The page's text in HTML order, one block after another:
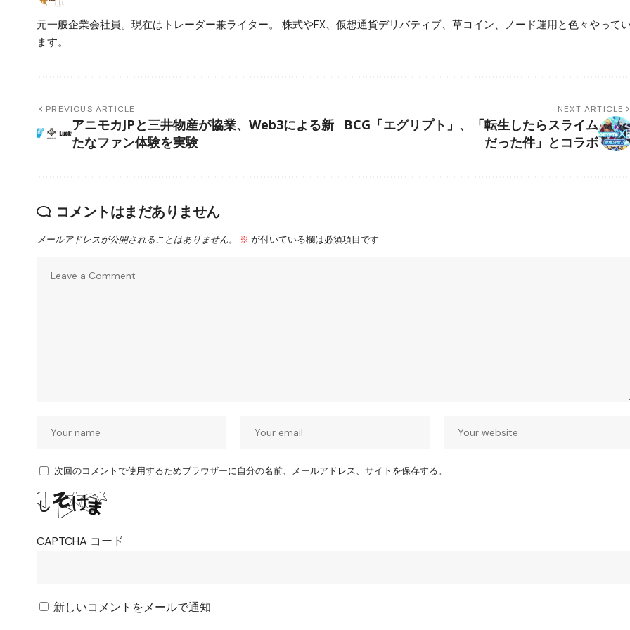
元一般企業会社員。現在はトレーダー兼ライター。 株式やFX、仮想通貨デリバティブ、草コイン、ノード運用と色々やって
ます。
PREVIOUS ARTICLE
アニモカJPと三井物産が協業、Web3による新
たなファン体験を実験
NEXT ARTICLE
BCG「エグリプト」、「転生したらスライム
だった件」とコラボ
コメントはまだありません
メールアドレスが公開されることはありません。 ※ が付いている欄は必須項目です
次回のコメントで使用するためブラウザーに自分の名前、メールアドレス、サイトを保存する。
CAPTCHA コード
新しいコメントをメールで通知